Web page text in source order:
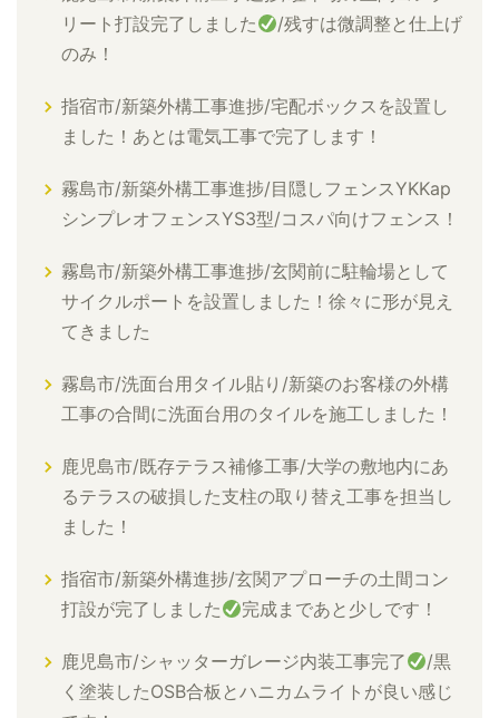
リート打設完了しました
/残すは微調整と仕上げ
のみ！
指宿市/新築外構工事進捗/宅配ボックスを設置し
ました！あとは電気工事で完了します！
霧島市/新築外構工事進捗/目隠しフェンスYKKap
シンプレオフェンスYS3型/コスパ向けフェンス！
霧島市/新築外構工事進捗/玄関前に駐輪場として
サイクルポートを設置しました！徐々に形が見え
てきました
霧島市/洗面台用タイル貼り/新築のお客様の外構
工事の合間に洗面台用のタイルを施工しました！
鹿児島市/既存テラス補修工事/大学の敷地内にあ
るテラスの破損した支柱の取り替え工事を担当し
ました！
指宿市/新築外構進捗/玄関アプローチの土間コン
打設が完了しました
完成まであと少しです！
鹿児島市/シャッターガレージ内装工事完了
/黒
く塗装したOSB合板とハニカムライトが良い感じ